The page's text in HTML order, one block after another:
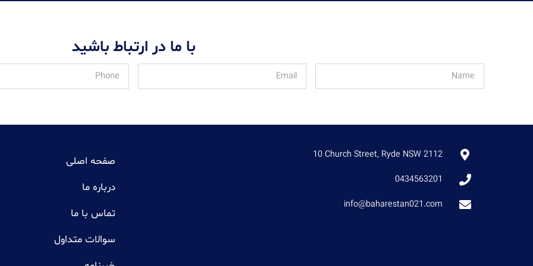
با ما در ارتباط باشید
10 Church Street, Ryde NSW 2112
0434563201
info@baharestan021.com
صفحه اصلی
درباره ما
تماس با ما
سوالات متداول